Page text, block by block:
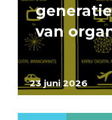
23 juni 2026
van